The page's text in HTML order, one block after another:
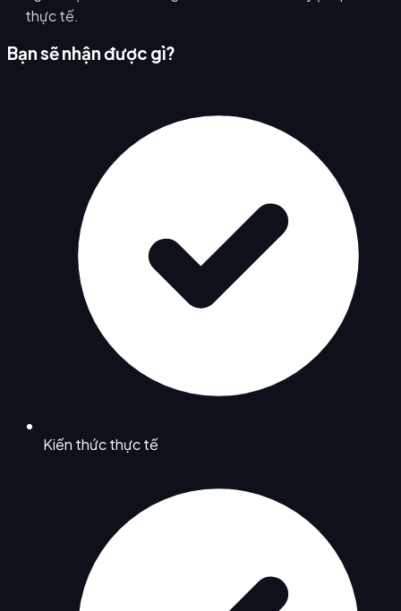
thực tế.
Bạn sẽ nhận được gì?
Kiến thức thực tế